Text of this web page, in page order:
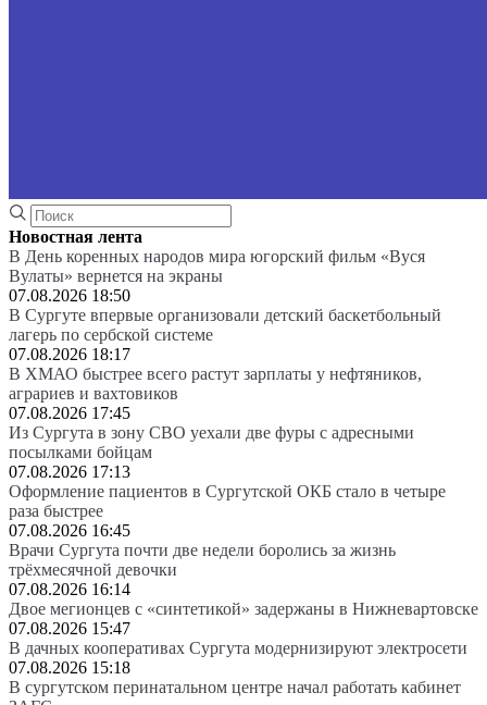
Новостная лента
В День коренных народов мира югорский фильм «Вуся
Вулаты» вернется на экраны
07.08.2026 18:50
В Сургуте впервые организовали детский баскетбольный
лагерь по сербской системе
07.08.2026 18:17
В ХМАО быстрее всего растут зарплаты у нефтяников,
аграриев и вахтовиков
07.08.2026 17:45
Из Сургута в зону СВО уехали две фуры с адресными
посылками бойцам
07.08.2026 17:13
Оформление пациентов в Сургутской ОКБ стало в четыре
раза быстрее
07.08.2026 16:45
Врачи Сургута почти две недели боролись за жизнь
трёхмесячной девочки
07.08.2026 16:14
Двое мегионцев с «синтетикой» задержаны в Нижневартовске
07.08.2026 15:47
В дачных кооперативах Сургута модернизируют электросети
07.08.2026 15:18
В сургутском перинатальном центре начал работать кабинет